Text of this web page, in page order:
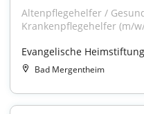
Altenpflegehelfer /
Krankenpflegehelfer (m/
Evangelische
Bad Mergentheim